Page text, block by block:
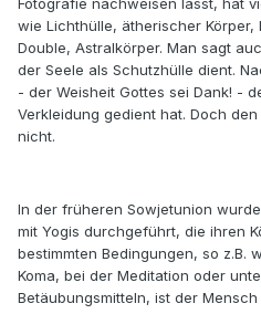
Fotografie nachweisen lässt, hat
wie Lichthülle, ätherischer Körper,
Double, Astralkörper. Man sagt
der Seele als Schutzhülle dient.
- der Weisheit Gottes sei Dank! -
Verkleidung gedient hat. Doch
nicht.
In der früheren Sowjetunion
mit Yogis durchgeführt, die ihren
bestimmten Bedingungen, so z.B.
Koma, bei der Meditation oder
Betäubungsmitteln, ist der